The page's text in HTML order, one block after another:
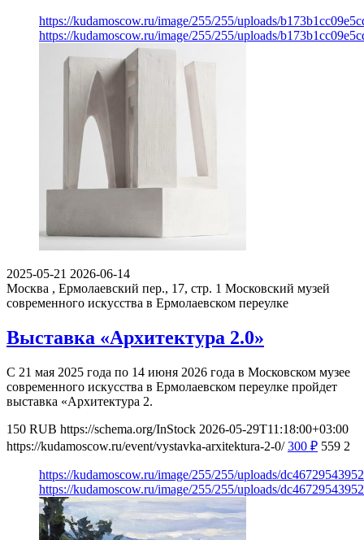
https://kudamoscow.ru/image/255/255/uploads/
https://kudamoscow.ru/image/255/255/uploads/
2025-05-21 2026-06-14
Москва , Ермолаевский пер., 17, стр. 1 Московский музей
современного искусства в Ермолаевском переулке
Выставка «Архитектура 2.0»
С 21 мая 2025 года по 14 июня 2026 года в Московском музее
современного искусства в Ермолаевском переулке пройдет
выставка «Архитектура 2.
150 RUB https://schema.org/InStock 2026-05-29T11:18:00+03:00
https://kudamoscow.ru/event/vystavka-arxitektura-2-0/ 300 ₽ 559 2
https://kudamoscow.ru/image/255/255/uploads/
https://kudamoscow.ru/image/255/255/uploads/